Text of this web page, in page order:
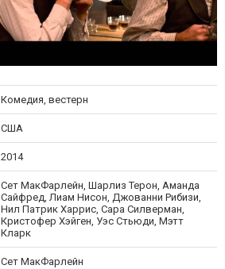
Комедия, вестерн
США
2014
Сет МакФарлейн, Шарлиз Терон, Аманда
Сайфред, Лиам Нисон, Джованни Рибизи,
Нил Патрик Харрис, Сара Силверман,
Кристофер Хэйген, Уэс Стьюди, Мэтт
Кларк
Сет МакФарлейн